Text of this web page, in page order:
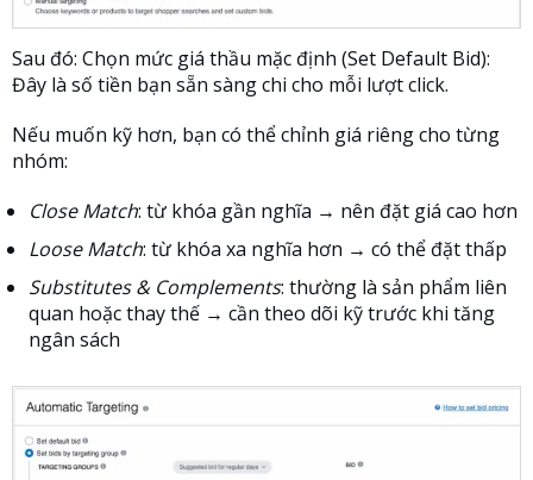
Sau đó: Chọn mức giá thầu mặc định (Set Default Bid):
Đây là số tiền bạn sẵn sàng chi cho mỗi lượt click.
Nếu muốn kỹ hơn, bạn có thể chỉnh giá riêng cho từng
nhóm:
Close Match: từ khóa gần nghĩa → nên đặt giá cao hơn
Loose Match: từ khóa xa nghĩa hơn → có thể đặt thấp
Substitutes & Complements: thường là sản phẩm liên
quan hoặc thay thế → cần theo dõi kỹ trước khi tăng
ngân sách